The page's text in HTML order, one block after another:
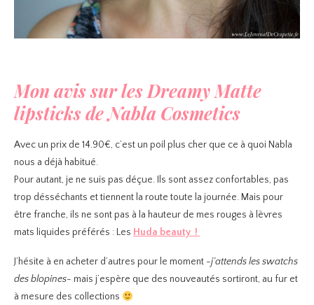
Mon avis sur les Dreamy Matte
lipsticks de Nabla Cosmetics
Avec un prix de 14.90€, c’est un poil plus cher que ce à quoi Nabla
nous a déjà habitué.
Pour autant, je ne suis pas déçue. Ils sont assez confortables, pas
trop désséchants et tiennent la route toute la journée. Mais pour
être franche, ils ne sont pas à la hauteur de mes rouges à lèvres
mats liquides préférés : Les Huda beauty !
J’hésite à en acheter d’autres pour le moment -j’attends les swatchs
des blopines- mais j’espère que des nouveautés sortiront, au fur et
à mesure des collections